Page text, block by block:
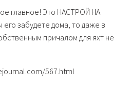
главное! Это НАСТРОЙ НА
забудете дома, то даже в
причалом для яхт не
567.html